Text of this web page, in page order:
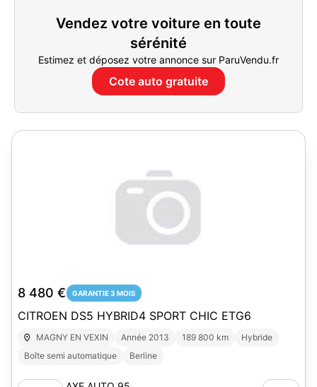
Vendez votre voiture en toute
sérénité
Estimez et déposez votre annonce sur ParuVendu.fr
Cote auto gratuite
8 480 € GARANTIE 3 MOIS
CITROEN DS5 HYBRID4 SPORT CHIC ETG6
MAGNY EN VEXIN Année 2013 189 800 km
Hybride
Boîte semi automatique
Berline